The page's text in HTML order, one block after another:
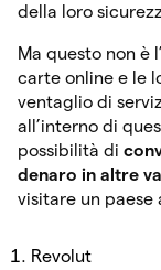
della loro
Ma questo non è
carte online e le
ventaglio di
all’interno di
possibilità di
denaro in altre
visitare un paese
Revolut